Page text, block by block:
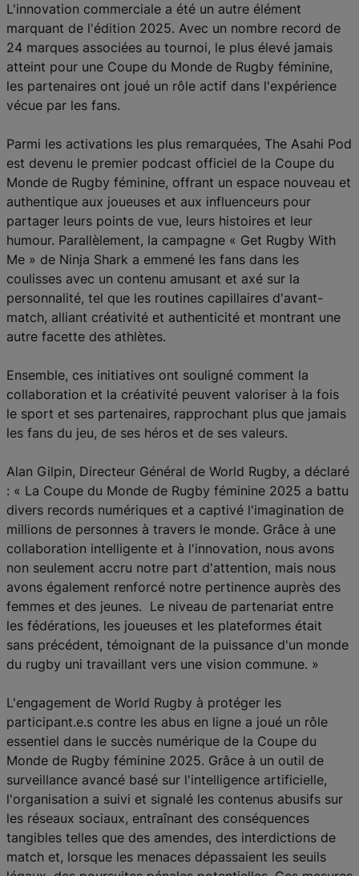
L'innovation commerciale a été un autre élément
marquant de l'édition 2025. Avec un nombre record de
24 marques associées au tournoi, le plus élevé jamais
atteint pour une Coupe du Monde de Rugby féminine,
les partenaires ont joué un rôle actif dans l'expérience
vécue par les fans.
Parmi les activations les plus remarquées, The Asahi Pod
est devenu le premier podcast officiel de la Coupe du
Monde de Rugby féminine, offrant un espace nouveau et
authentique aux joueuses et aux influenceurs pour
partager leurs points de vue, leurs histoires et leur
humour. Parallèlement, la campagne « Get Rugby With
Me » de Ninja Shark a emmené les fans dans les
coulisses avec un contenu amusant et axé sur la
personnalité, tel que les routines capillaires d'avant-
match, alliant créativité et authenticité et montrant une
autre facette des athlètes.
Ensemble, ces initiatives ont souligné comment la
collaboration et la créativité peuvent valoriser à la fois
le sport et ses partenaires, rapprochant plus que jamais
les fans du jeu, de ses héros et de ses valeurs.
Alan Gilpin, Directeur Général de World Rugby, a déclaré
: « La Coupe du Monde de Rugby féminine 2025 a battu
divers records numériques et a captivé l'imagination de
millions de personnes à travers le monde. Grâce à une
collaboration intelligente et à l'innovation, nous avons
non seulement accru notre part d'attention, mais nous
avons également renforcé notre pertinence auprès des
femmes et des jeunes. Le niveau de partenariat entre
les fédérations, les joueuses et les plateformes était
sans précédent, témoignant de la puissance d'un monde
du rugby uni travaillant vers une vision commune. »
L'engagement de World Rugby à protéger les
participant.e.s contre les abus en ligne a joué un rôle
essentiel dans le succès numérique de la Coupe du
Monde de Rugby féminine 2025. Grâce à un outil de
surveillance avancé basé sur l'intelligence artificielle,
l'organisation a suivi et signalé les contenus abusifs sur
les réseaux sociaux, entraînant des conséquences
tangibles telles que des amendes, des interdictions de
match et, lorsque les menaces dépassaient les seuils